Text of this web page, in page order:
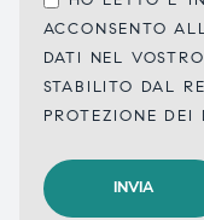
ACCONSENTO
DATI NEL
STABILITO DAL
PROTEZIONE